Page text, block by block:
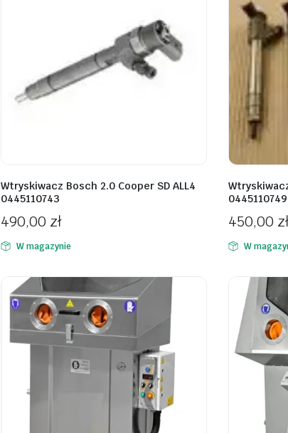
Wtryskiwacz Bosch 2.0 Cooper SD ALL4
0445110743
490,00 zł
W magazynie
0445110749
450,00 zł
W